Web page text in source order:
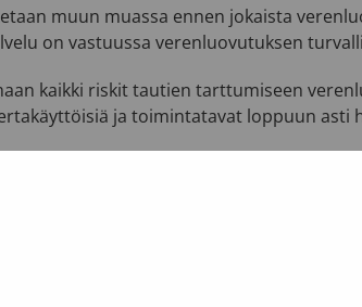
muun muassa ennen jokaista
on vastuussa verenluovutuksen
kaikki riskit tautien tarttumiseen
ja toimintatavat loppuun asti
tutkitaan
ja C, syfilis).
jotka eivät vielä näy